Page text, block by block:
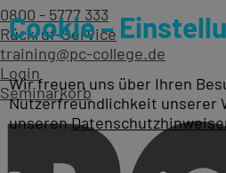
0800 - 5777 333
Rückruf-Service
training@pc-college.de
Login
Seminarkorb
Cookie –
Wir freuen uns über Ihren
Nutzerfreundlichkeit unserer
unseren